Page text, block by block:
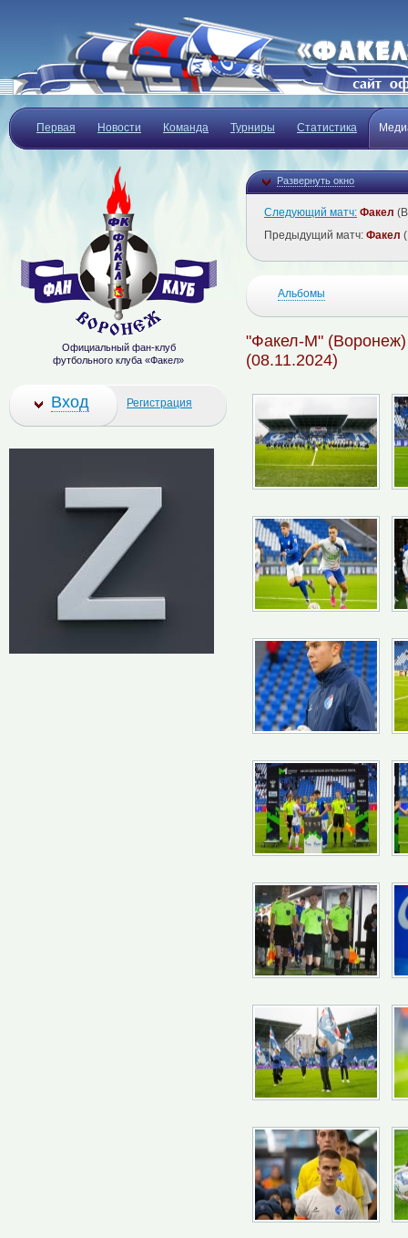
Первая Новости Команда Турниры Статистика
Развернуть окно
Следующий матч: Факел
Предыдущий матч: Факел
Альбомы
"Факел-М"
(08.11.2024)
Официальный фан-клуб
футбольного клуба «Факел»
Вход Регистрация